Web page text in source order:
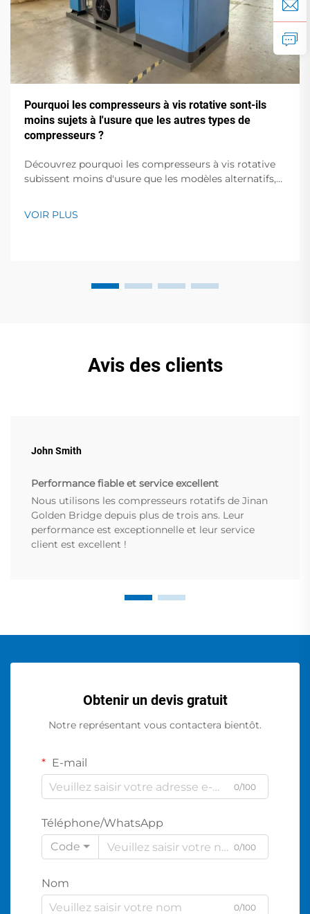
Pourquoi les compresseurs à vis rotative sont-ils
moins sujets à l'usure que les autres types de
compresseurs ?
Découvrez pourquoi les compresseurs à vis rotative
subissent moins d'usure que les modèles alternatifs,
VOIR PLUS
Avis des clients
John Smith
Performance fiable et service excellent
Nous utilisons les compresseurs rotatifs de Jinan
Golden Bridge depuis plus de trois ans. Leur
performance est exceptionnelle et leur service
client est excellent !
Obtenir un devis gratuit
Notre représentant vous contactera bientôt.
E-mail
0/100
Téléphone/WhatsApp
Code
0/100
Nom
0/100